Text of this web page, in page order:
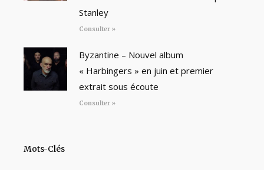
Stanley
Consulter »
Byzantine – Nouvel album
« Harbingers » en juin et premier
extrait sous écoute
Consulter »
Mots-Clés